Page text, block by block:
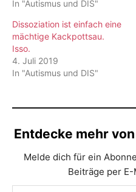
In "Autismus und DIS"
Dissoziation ist einfach eine
mächtige Kackpottsau.
Isso.
4. Juli 2019
In "Autismus und DIS"
Entdecke mehr
Melde dich für ein
Beiträge per
Gib deine E-Mail-Adresse ein ...